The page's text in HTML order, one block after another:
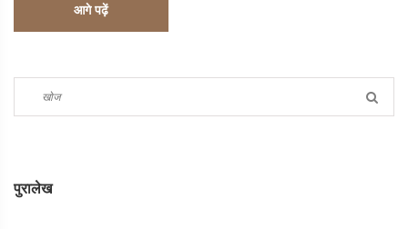
आगे पढ़ें
पुरालेख